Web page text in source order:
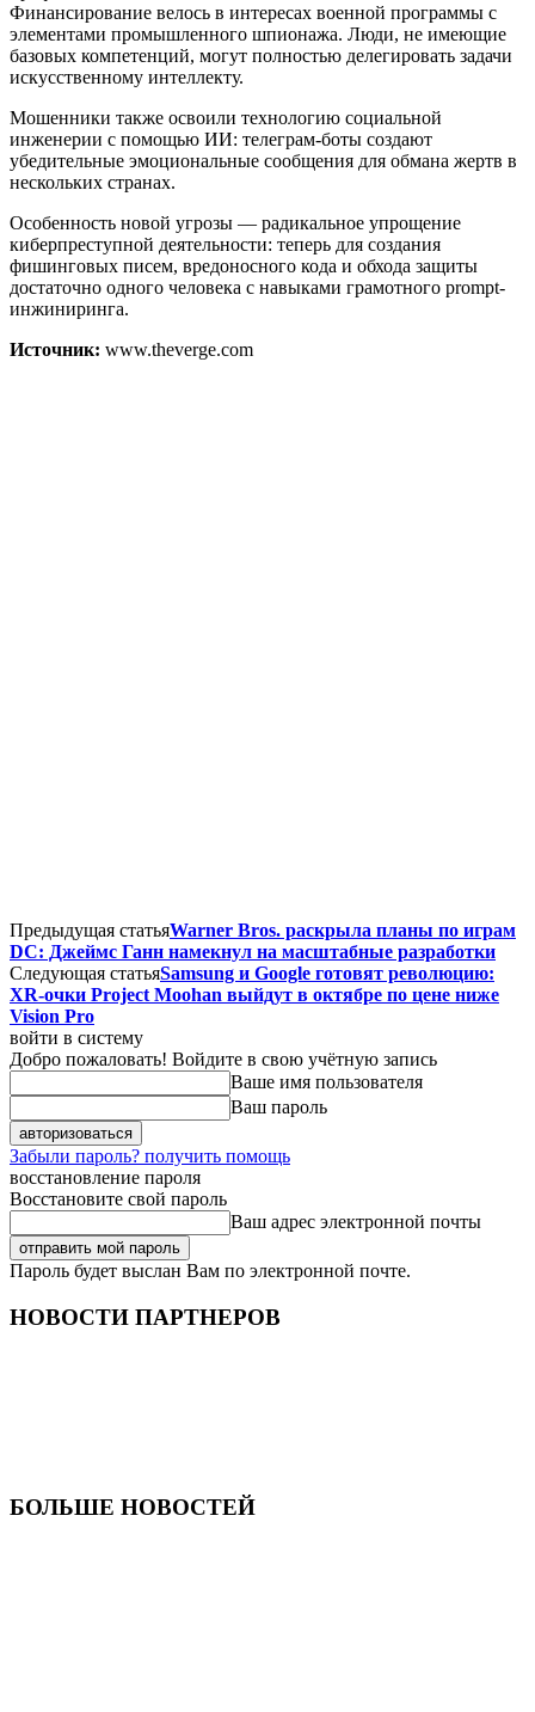
Финансирование велось в интересах военной программы с
элементами промышленного шпионажа. Люди, не имеющие
базовых компетенций, могут полностью делегировать задачи
искусственному интеллекту.
Мошенники также освоили технологию социальной
инженерии с помощью ИИ: телеграм-боты создают
убедительные эмоциональные сообщения для обмана жертв в
нескольких странах.
Особенность новой угрозы — радикальное упрощение
киберпреступной деятельности: теперь для создания
фишинговых писем, вредоносного кода и обхода защиты
достаточно одного человека с навыками грамотного prompt-
инжиниринга.
Источник: www.theverge.com
Предыдущая статьяWarner Bros. раскрыла планы по играм
DC: Джеймс Ганн намекнул на масштабные разработки
Следующая статьяSamsung и Google готовят революцию:
XR-очки Project Moohan выйдут в октябре по цене ниже
Vision Pro
войти в систему
Добро пожаловать! Войдите в свою учётную запись
Ваше имя пользователя
Ваш пароль
Забыли пароль? получить помощь
восстановление пароля
Восстановите свой пароль
Ваш адрес электронной почты
Пароль будет выслан Вам по электронной почте.
НОВОСТИ ПАРТНЕРОВ
БОЛЬШЕ НОВОСТЕЙ